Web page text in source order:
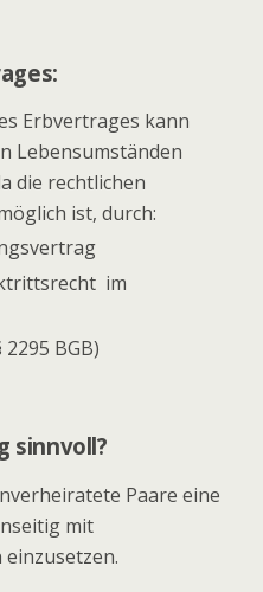
Erbvertrages kann
Lebensumständen
die rechtlichen
ist, durch:
im
BGB)
sinnvoll?
Paare eine
mit